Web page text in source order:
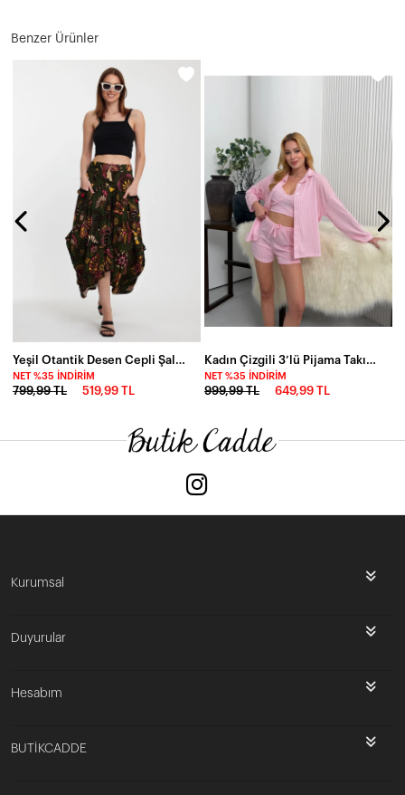
Benzer Ürünler
Yeşil Otantik Desen Cepli Şalvar Model Etek
NET %35 İNDIRIM
799,99 TL 519,99 TL
Kadın Çizgili 3’lü Pijama Takımı – Gömlek Büstiyer Şort Takım
NET %35 İNDIRIM
999,99 TL 649,99 TL
Kurumsal
Duyurular
Hesabım
BUTİKCADDE